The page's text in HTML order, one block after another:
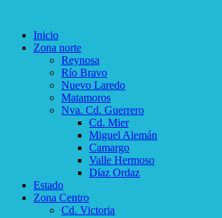
Inicio
Zona norte
Reynosa
Río Bravo
Nuevo Laredo
Matamoros
Nva. Cd. Guerrero
Cd. Mier
Miguel Alemán
Camargo
Valle Hermoso
Díaz Ordaz
Estado
Zona Centro
Cd. Victoria